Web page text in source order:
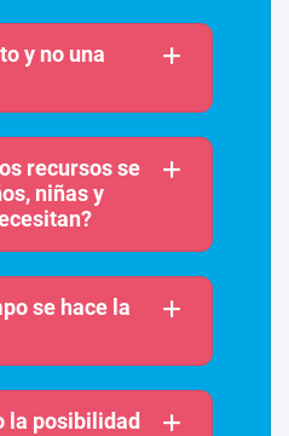
y no una
recursos se
niñas y
se hace la
la posibilidad